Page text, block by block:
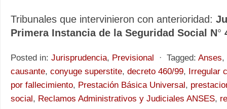
Tribunales que intervinieron con anterioridad:
Primera Instancia de la Seguridad Social N°
Posted in: Jurisprudencia, Previsional ⋅ Tagged: Anses,
causante, conyuge superstite, decreto 460/99, Irregular
por fallecimiento, Prestación Básica Universal,
social, Reclamos Administrativos y Judiciales ANSES,